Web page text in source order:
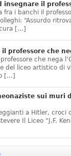
insegnare il
fra i banchi il
“Assurdo
[…]
il professore che
che nega
del liceo artistico di
[…]
sui muri
a Hitler, croci
Il Liceo “J.F.